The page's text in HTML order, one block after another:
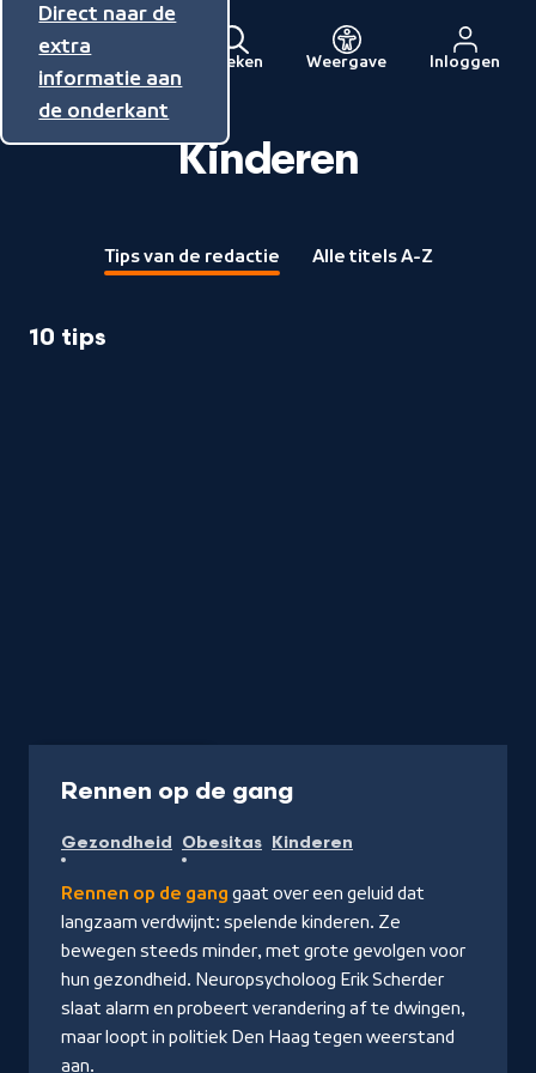
Direct naar de
inhoud
Direct naar de
hoofdnavigatie
Direct naar de
extra
informatie aan
de onderkant
Menu
Naar
de
beginpagina
Zoeken Weergave Inloggen
Kinderen
Tips van de redactie Alle titels A-Z
10 tips
Rennen op de gang-
NPO
Luister
Gezondheid Obesitas Kinderen
Rennen op de gang gaat over een geluid dat
langzaam verdwijnt: spelende kinderen. Ze
bewegen steeds minder, met grote gevolgen voor
hun gezondheid. Neuropsycholoog Erik Scherder
slaat alarm en probeert verandering af te dwingen,
maar loopt in politiek Den Haag tegen weerstand
aan.